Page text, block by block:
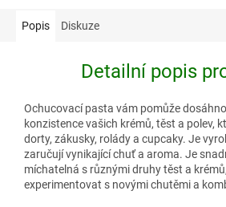
Popis Diskuze
Detailní popis
Ochucovací pasta vám pomůže
konzistence vašich krémů, těst a polev,
dorty, zákusky, rolády a cupcaky. Je
zaručují vynikající chuť a aroma. Je
míchatelná s různými druhy těst a
experimentovat s novými chutěmi a